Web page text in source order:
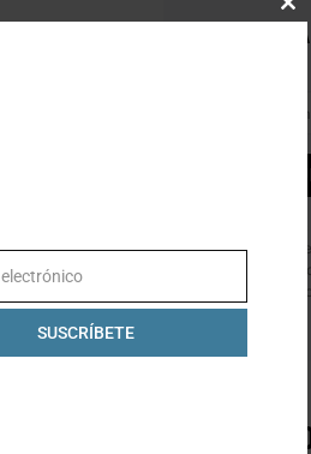
SUSCRÍBETE
Al hacer
que has leído y
nuestros
por esta forma.
LO MÁS
SUSCRÍBETE